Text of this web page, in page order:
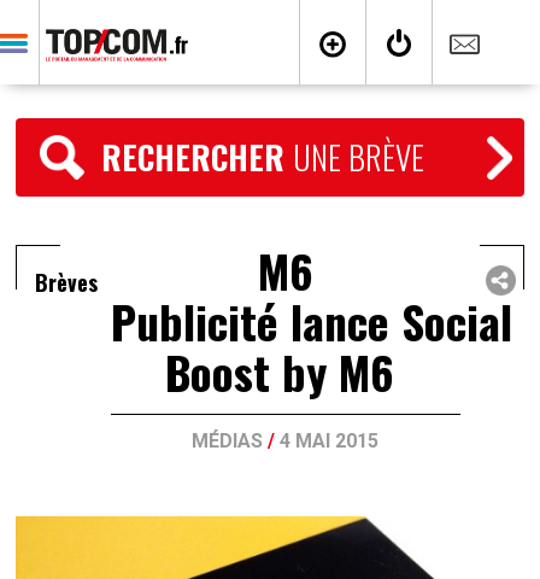
RECHERCHER UNE BRÈVE
Brèves M6
Publicité lance Social
Boost by M6
MÉDIAS /4 MAI 2015